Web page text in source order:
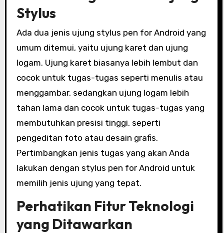
Stylus
Ada dua jenis ujung stylus pen for Android yang
umum ditemui, yaitu ujung karet dan ujung
logam. Ujung karet biasanya lebih lembut dan
cocok untuk tugas-tugas seperti menulis atau
menggambar, sedangkan ujung logam lebih
tahan lama dan cocok untuk tugas-tugas yang
membutuhkan presisi tinggi, seperti
pengeditan foto atau desain grafis.
Pertimbangkan jenis tugas yang akan Anda
lakukan dengan stylus pen for Android untuk
memilih jenis ujung yang tepat.
Perhatikan Fitur Teknologi
yang Ditawarkan